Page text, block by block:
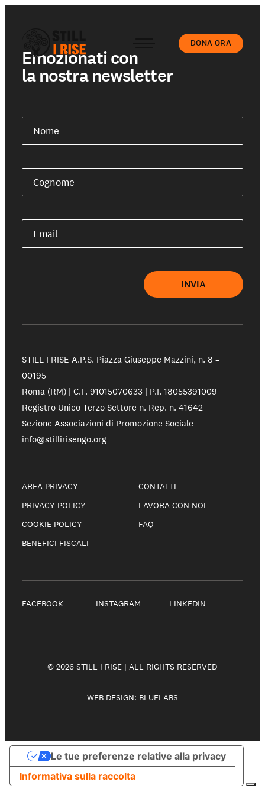
Chi siamo
Il nostro lavoro
Shop solidale
NEWS E STORIE
PRESSROOM
DONA ORA
Emozionati con
la nostra newsletter
Nome
Cognome
Email
INVIA
STILL I RISE A.P.S. Piazza Giuseppe Mazzini, n. 8 –
00195
Roma (RM) | C.F. 91015070633 | P.I. 18055391009
Registro Unico Terzo Settore n. Rep. n. 41642
Sezione Associazioni di Promozione Sociale
info@stillirisengo.org
AREA PRIVACY
PRIVACY POLICY
COOKIE POLICY
BENEFICI FISCALI
CONTATTI
LAVORA CON NOI
FAQ
FACEBOOK INSTAGRAM LINKEDIN
© 2026 STILL I RISE | ALL RIGHTS RESERVED
WEB DESIGN: BLUELABS
Informativa sulla raccolta
Le tue preferenze relative alla privacy